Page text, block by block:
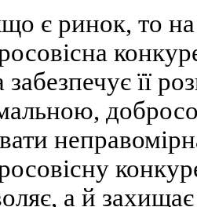
є ринок, то на
забезпечує її
а й